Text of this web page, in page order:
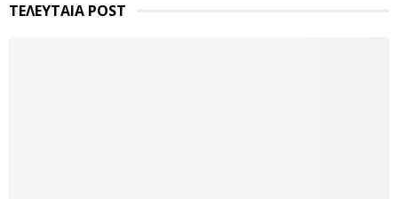
ΤΕΛΕΥΤΑΙΑ POST